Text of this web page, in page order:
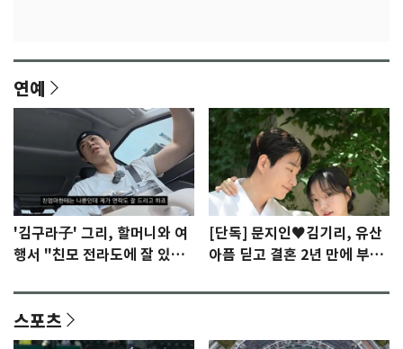
연예
'김구라子' 그리, 할머니와 여
행서 "친모 전라도에 잘 있
[단독] 문지인♥김기리, 유산
아픔 딛고 결혼 2년 만에 부모
스포츠